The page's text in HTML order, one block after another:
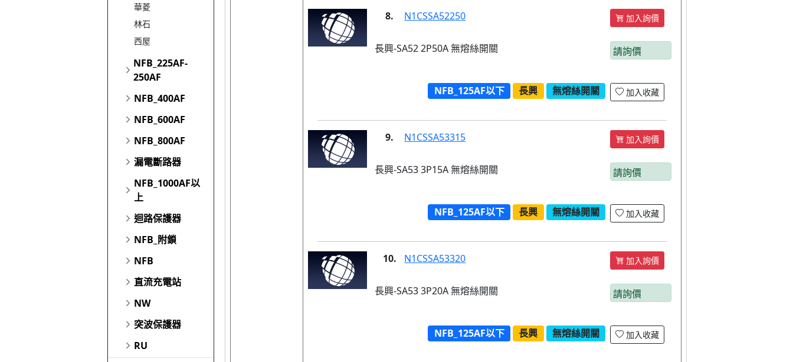
華菱
林石
西屋
NFB_225AF-
250AF
NFB_400AF
NFB_600AF
NFB_800AF
漏電斷路器
NFB_1000AF以
上
迴路保護器
NFB_附鎖
NFB
直流充電站
NW
突波保護器
RU
8. N1CSSA52250 加入詢價
長興-SA52 2P50A 無熔絲開關 請詢價
NFB_125AF以下 長興 無熔絲開關 加入收藏
9. N1CSSA53315 加入詢價
長興-SA53 3P15A 無熔絲開關 請詢價
NFB_125AF以下 長興 無熔絲開關 加入收藏
10. N1CSSA53320 加入詢價
長興-SA53 3P20A 無熔絲開關 請詢價
NFB_125AF以下 長興 無熔絲開關 加入收藏